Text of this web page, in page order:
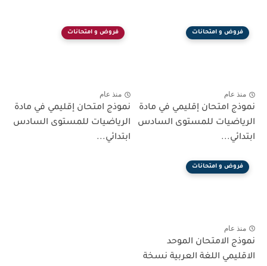
فروض و امتحانات
منذ عام
نموذج امتحان إقليمي في مادة
الرياضيات للمستوى السادس
ابتدائي...
فروض و امتحانات
منذ عام
نموذج امتحان إقليمي في مادة
الرياضيات للمستوى السادس
ابتدائي...
فروض و امتحانات
منذ عام
نموذج الامتحان الموحد
الاقليمي اللغة العربية نسخة